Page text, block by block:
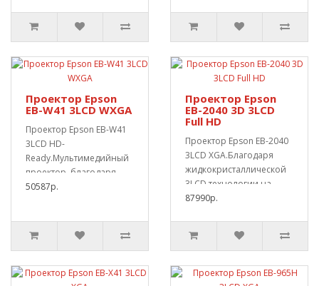
Проектор Epson
EB-W41 3LCD WXGA
Проектор Epson EB-W41
3LCD HD-
Ready.Мультимедийный
проектор, благодаря
жидкокристаллической
50587р.
Проектор Epson
EB-2040 3D 3LCD
Full HD
Проектор Epson EB-2040
3LCD XGA.Благодаря
жидкокристаллической
3LCD технологии на
этот мультиме..
87990р.